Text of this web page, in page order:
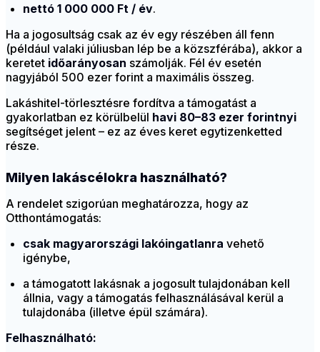
nettó 1 000 000 Ft / év.
Ha a jogosultság csak az év egy részében áll fenn
(például valaki júliusban lép be a közszférába), akkor a
keretet időarányosan számolják. Fél év esetén
nagyjából 500 ezer forint a maximális összeg.
Lakáshitel-törlesztésre fordítva a támogatást a
gyakorlatban ez körülbelül havi 80–83 ezer forintnyi
segítséget jelent – ez az éves keret egytizenketted
része.
Milyen lakáscélokra használható?
A rendelet szigorúan meghatározza, hogy az
Otthontámogatás:
csak magyarországi lakóingatlanra vehető
igénybe,
a támogatott lakásnak a jogosult tulajdonában kell
állnia, vagy a támogatás felhasználásával kerül a
tulajdonába (illetve épül számára).
Felhasználható: